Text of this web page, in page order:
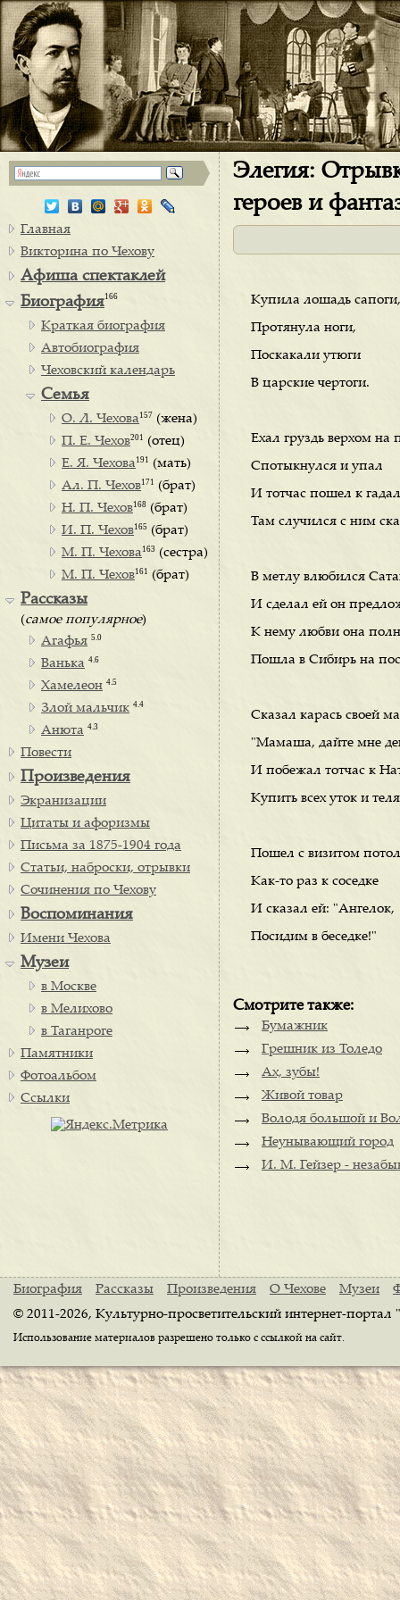
Элегия:
героев и
Купила лошадь сапоги,
Протянула ноги,
Поскакали утюги
В царские чертоги.
Ехал груздь верхом на
Спотыкнулся и упал
И тотчас пошел к
Там случился с ним
В метлу влюбился
И сделал ей он
К нему любви она
Пошла в Сибирь на
Сказал карась своей
"Мамаша, дайте мне
И побежал тотчас к
Купить всех уток и
Пошел с визитом
Как-то раз к соседке
И сказал ей: "Ангелок,
Посидим в беседке!"
Смотрите также:
Бумажник
Грешник из Толедо
Ах, зубы!
Живой товар
Володя большой и
Неунывающий город
И. М. Гейзер -
Главная
Викторина по Чехову
Афиша спектаклей
Биография166
Краткая биография
Автобиография
Чеховский календарь
Семья
О. Л. Чехова 157 (жена)
П. Е. Чехов201 (отец)
Е. Я. Чехова 191 (мать)
Ал. П. Чехов171 (брат)
Н. П. Чехов168 (брат)
И. П. Чехов165 (брат)
М. П. Чехова 163 (сестра)
М. П. Чехов161 (брат)
Рассказы
(самое популярное)
Агафья 5.0
Ванька 4.6
Хамелеон 4.5
Злой мальчик 4.4
Анюта 4.3
Повести
Произведения
Экранизации
Цитаты и афоризмы
Письма за 1875-1904 года
Статьи, наброски, отрывки
Сочинения по Чехову
Воспоминания
Имени Чехова
Музеи
в Москве
в Мелихово
в Таганроге
Памятники
Фотоальбом
Ссылки
Биография Рассказы Произведения О Чехове Музеи
© 2011-2026, Культурно-просветительский интернет-
Использование материалов разрешено только с ссылкой на сайт.